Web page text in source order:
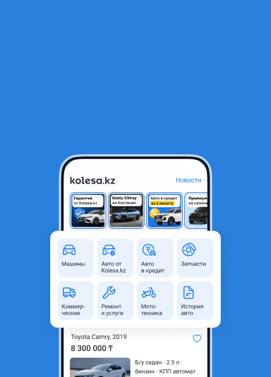
Задний левый фонарь туманка в бампер Lexus GX460 2009-2013
Астана, Акмолинская
область
Новая
Оригинальность
Оригинал
Комментарий продавца